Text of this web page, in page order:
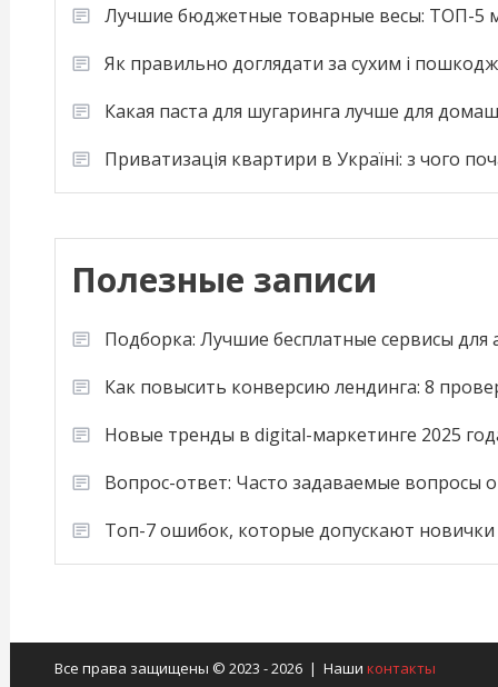
Лучшие бюджетные товарные весы: ТОП-5
Як правильно доглядати за сухим і
Какая паста для шугаринга лучше для
Приватизація квартири в Україні: з чого
Полезные записи
Подборка: Лучшие бесплатные сервисы
Как повысить конверсию лендинга: 8
Новые тренды в digital-маркетинге 2025
Вопрос-ответ: Часто задаваемые вопросы
Топ-7 ошибок, которые допускают
Все права защищены © 2023 - 2026 | Наши контакты